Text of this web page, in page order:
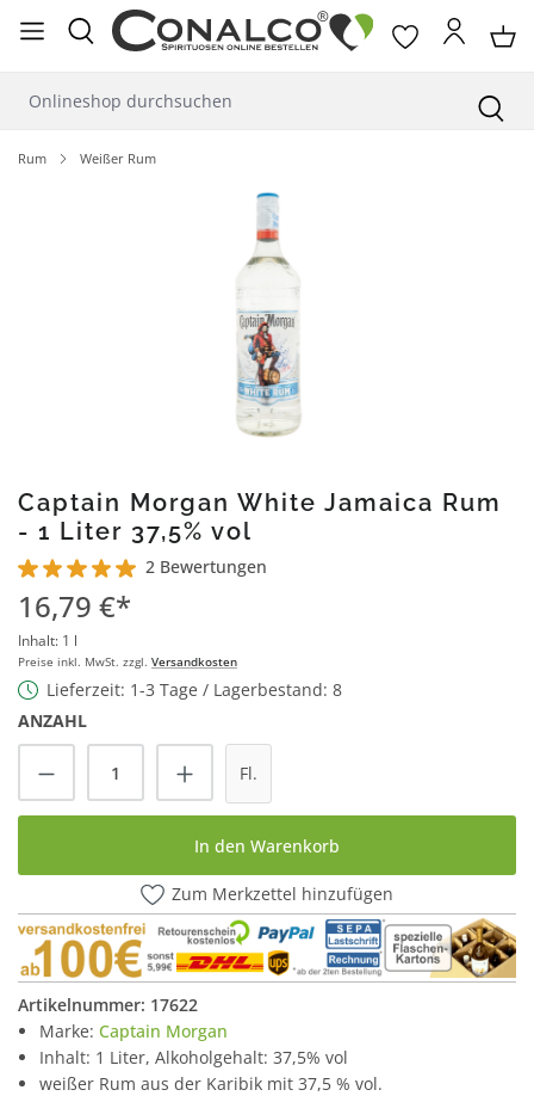
springen
Rum Weißer Rum
Captain Morgan White Jamaica Rum
- 1 Liter 37,5% vol
Durchschnittliche Bewertung von 5 von 5 Sternen
2 Bewertungen
16,79 €*
Inhalt: 1 l
Preise inkl. MwSt. zzgl. Versandkosten
Lieferzeit: 1-3 Tage / Lagerbestand: 8
ANZAHL
Produkt Anzahl: Gib den gewünschten
Fl.
In den Warenkorb
Zum Merkzettel hinzufügen
Artikelnummer: 17622
Marke: Captain Morgan
Inhalt: 1 Liter, Alkoholgehalt: 37,5% vol
weißer Rum aus der Karibik mit 37,5 % vol.